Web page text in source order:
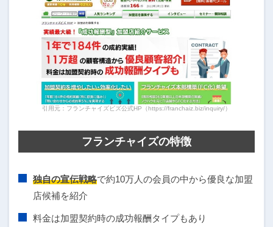
引用元：フランチャイズビズ公式HP（https://franchaiz.biz/inquiry/）
フランチャイズの特徴
独自の宣伝戦略で約10万人の会員の中から優良な加盟
店候補を紹介
料金は加盟契約時の成功報酬タイプもあり